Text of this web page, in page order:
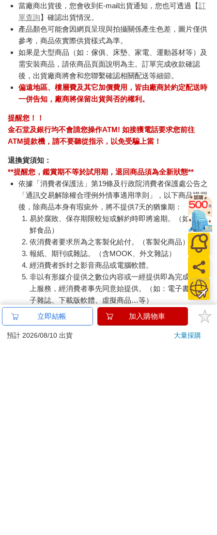
當廠商出貨後，您會收到E-mail出貨通知，您也可透過【訂
單查詢】確認出貨情況。
產品顏色可能會因網頁呈現與拍攝關係產生色差，圖片僅供
參考，商品依實際供貨樣式為準。
如果是大型商品（如：傢俱、床墊、家電、運動器材等）及
需安裝商品，請依商品頁面說明為主。訂單完成收款確認
後，出貨廠商將會和您聯繫確認相關配送等細節。
偏遠地區、樓層費及其它加價費用，皆由廠商於約定配送時
一併告知，廠商將保留出貨與否的權利。
提醒您！！
金石堂及銀行均不會請您操作ATM! 如接獲電話要求您前往
ATM提款機，請不要聽從指示，以免受騙上當！
退換貨須知：
**提醒您，鑑賞期不等於試用期，退回商品須為全新狀態**
依據「消費者保護法」第19條及行政院消費者保護處公告之
「通訊交易解除權合理例外情事適用準則」，以下商品購買
後，除商品本身有瑕疵外，將不提供7天的猶豫期：
易於腐敗、保存期限較短或解約時即將逾期。（如：生
鮮食品）
依消費者要求所為之客製化給付。（客製化商品）
報紙、期刊或雜誌。（含MOOK、外文雜誌）
經消費者拆封之影音商品或電腦軟體。
非以有形媒介提供之數位內容或一經提供即為完成之線
上服務，經消費者事先同意始提供。（如：電子書、電
子雜誌、下載版軟體、虛擬商品…等）
已拆封之個人衛生用品。（如：內衣褲、刮鬍刀、除毛
刀…等）
若非上列種類商品，均享有到貨7天的猶豫期（含例假
立即結帳 加入購物車
預計 2026/08/10 出貨 大量採購